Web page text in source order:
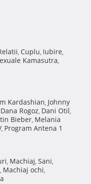
, Cuplu, Iubire,
Kamasutra,
Kardashian, Johnny
Dana Rogoz, Dani Otil,
Bieber, Melania
, Program Antena 1
, Machiaj, Sani,
, Machiaj ochi,